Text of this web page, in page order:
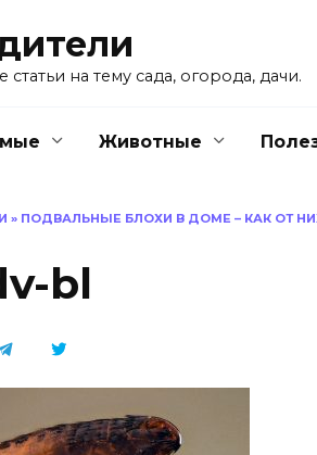
статьи на тему сада, огорода, дачи.
Животные
» ПОДВАЛЬНЫЕ БЛОХИ В ДОМЕ – КАК ОТ
bl